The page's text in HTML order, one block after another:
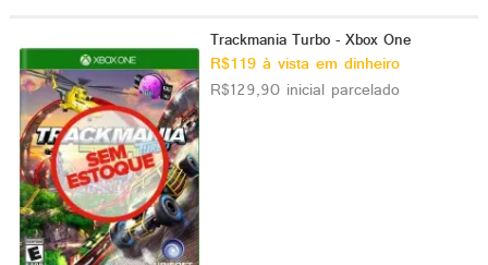
Trackmania Turbo - Xbox One
R$119 à vista em dinheiro
R$129,90 inicial parcelado